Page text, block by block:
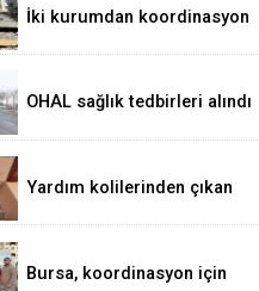
İki kurumdan koordinasyon
OHAL sağlık tedbirleri alındı
Yardım kolilerinden çıkan
Bursa, koordinasyon için